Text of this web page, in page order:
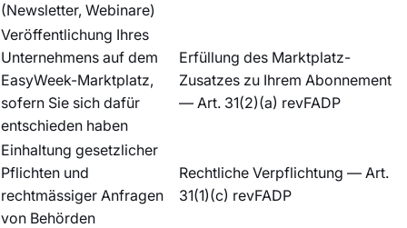
(Newsletter, Webinare)
Veröffentlichung Ihres
Unternehmens auf dem
EasyWeek-Marktplatz,
sofern Sie sich dafür
entschieden haben
Erfüllung des Marktplatz-
Zusatzes zu Ihrem Abonnement
— Art. 31(2)(a) revFADP
Einhaltung gesetzlicher
Pflichten und
rechtmässiger Anfragen
von Behörden
Rechtliche Verpflichtung — Art.
31(1)(c) revFADP